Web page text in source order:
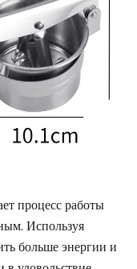
процесс работы
Используя
больше энергии и